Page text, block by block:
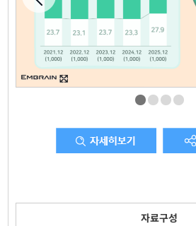
자료구성